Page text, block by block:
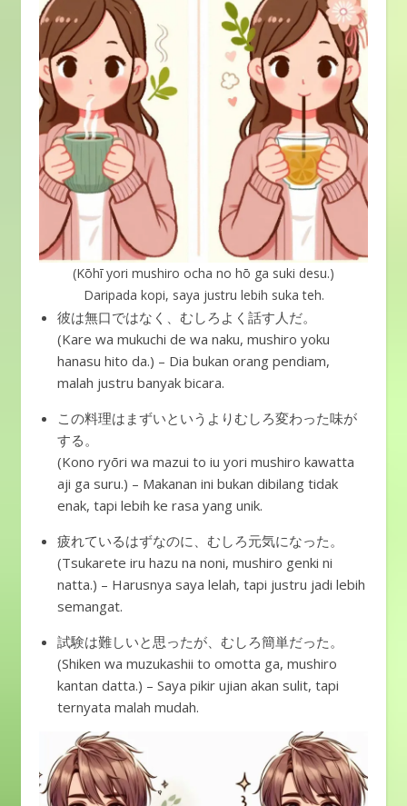
(Kōhī yori mushiro ocha no hō ga suki desu.)
Daripada kopi, saya justru lebih suka teh.
彼は無口ではなく、むしろよく話す人だ。
(Kare wa mukuchi de wa naku, mushiro yoku
hanasu hito da.) – Dia bukan orang pendiam,
malah justru banyak bicara.
この料理はまずいというよりむしろ変わった味が
する。
(Kono ryōri wa mazui to iu yori mushiro kawatta
aji ga suru.) – Makanan ini bukan dibilang tidak
enak, tapi lebih ke rasa yang unik.
疲れているはずなのに、むしろ元気になった。
(Tsukarete iru hazu na noni, mushiro genki ni
natta.) – Harusnya saya lelah, tapi justru jadi lebih
semangat.
試験は難しいと思ったが、むしろ簡単だった。
(Shiken wa muzukashii to omotta ga, mushiro
kantan datta.) – Saya pikir ujian akan sulit, tapi
ternyata malah mudah.